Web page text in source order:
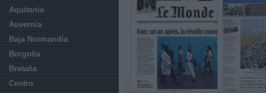
Aquitania
Auvernia
Baja Normandía
Borgoña
Bretaña
Centro